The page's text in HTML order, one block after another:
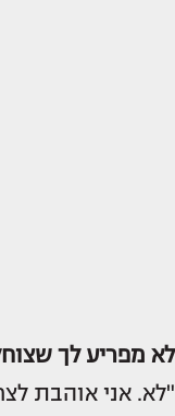
לא מפריע לך
"לא. אני אוהבת